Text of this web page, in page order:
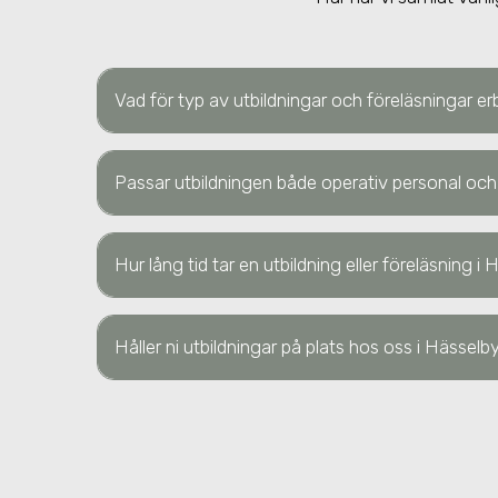
Vad för typ av utbildningar och föreläsningar
Passar utbildningen både operativ personal
Hur lång tid tar en utbildning eller föreläsning i
Håller ni utbildningar på plats hos oss i